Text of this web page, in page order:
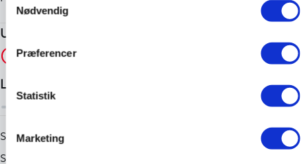
Nødvendig
Præferencer
Statistik
Marketing